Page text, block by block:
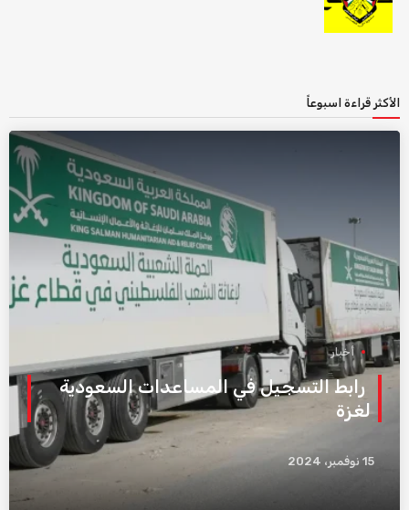
الأكثر قراءة اسبوعاً
أخبار
رابط التسجيل في المساعدات السعودية
لغزة
15 نوفمبر، 2024